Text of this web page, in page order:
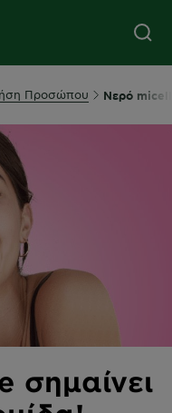
Προσώπου Νερό
σημαίνει